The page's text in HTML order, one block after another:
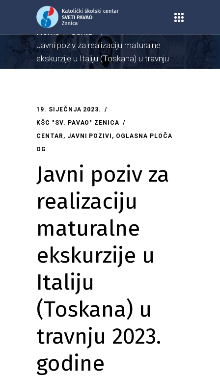
Home/Centar /
Javni poziv za realizaciju maturalne
ekskurzije u Italiju (Toskana) u travnju
2023. godine
19. SIJEČNJA 2023.
KŠC "SV. PAVAO" ZENICA
CENTAR, JAVNI POZIVI , OGLASNA PLOČA
OG
Javni poziv za
realizaciju
maturalne
ekskurzije u
Italiju
(Toskana) u
travnju 2023.
godine